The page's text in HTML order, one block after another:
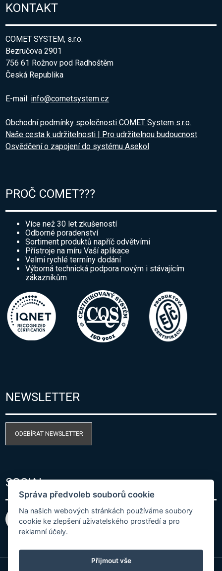
KONTAKT
COMET SYSTEM, s.r.o.
Bezručova 2901
756 61 Rožnov pod Radhoštěm
Česká Republika
E-mail: info@cometsystem.cz
Obchodní podmínky společnosti COMET System s.r.o.
Naše cesta k udržitelnosti | Pro udržitelnou budoucnost
Osvědčení o zapojení do systému Asekol
PROČ COMET???
Více než 30 let zkušeností
Odborné poradenství
Sortiment produktů napříč odvětvími
Přístroje na míru Vaší aplikace
Velmi rychlé termíny dodání
Výborná technická podpora novým i stávajícím
zákazníkům
NEWSLETTER
ODEBÍRAT NEWSLETTER
SOCIAL
Správa předvoleb souborů cookie
Na našich webových stránkách používáme soubory
cookie ke zlepšení uživatelského prostředí a pro
reklamní účely.
Přijmout vše